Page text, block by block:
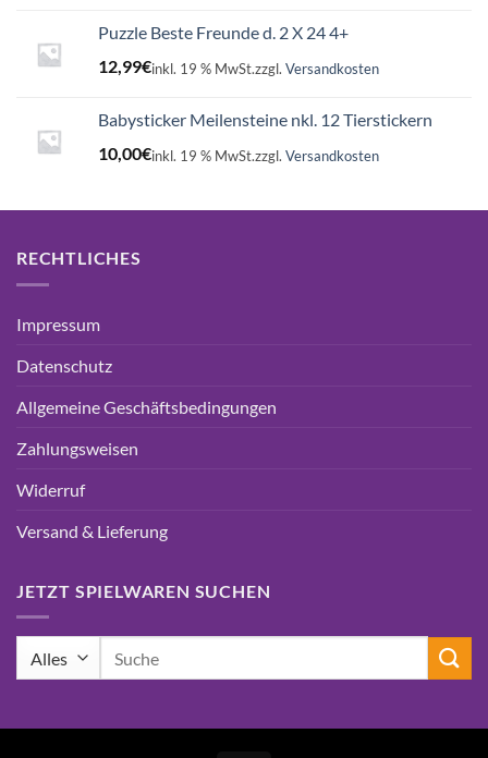
Puzzle Beste Freunde d. 2 X 24 4+
12,99€inkl. 19 % MwSt.zzgl. Versandkosten
Babysticker Meilensteine nkl. 12 Tierstickern
10,00€inkl. 19 % MwSt.zzgl. Versandkosten
RECHTLICHES
Impressum
Datenschutz
Allgemeine Geschäftsbedingungen
Zahlungsweisen
Widerruf
Versand & Lieferung
JETZT SPIELWAREN SUCHEN